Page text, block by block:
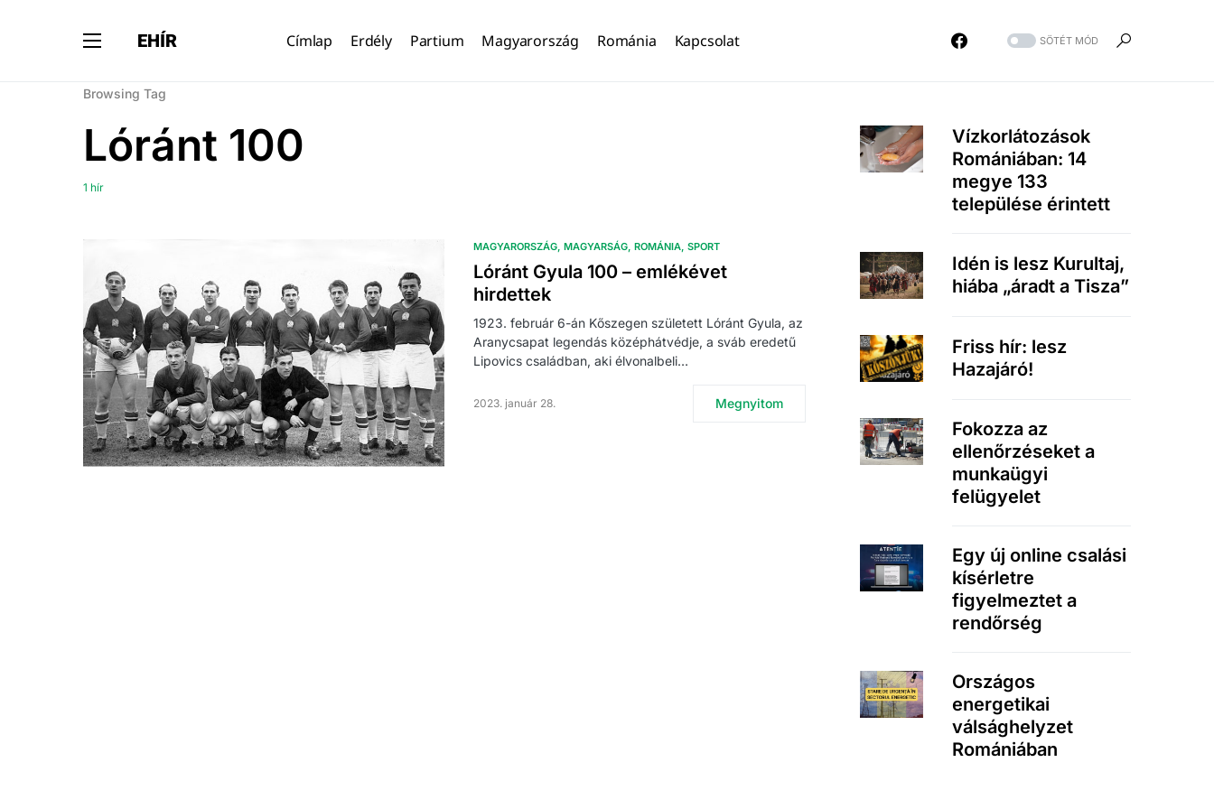
EHÍR Címlap Erdély Partium Magyarország Románia Kapcsolat SÖTÉT MÓD
Browsing Tag
Lóránt 100
1 hír
MAGYARORSZÁG MAGYARSÁG ROMÁNIA SPORT
Lóránt Gyula 100 – emlékévet
hirdettek
1923. február 6-án Kőszegen született Lóránt Gyula, az
Aranycsapat legendás középhátvédje, a sváb eredetű
Lipovics családban, aki élvonalbeli…
2023. január 28. Megnyitom
Vízkorlátozások
Romániában: 14
megye 133
települése érintett
Idén is lesz Kurultaj,
hiába „áradt a Tisza”
Friss hír: lesz
Hazajáró!
Fokozza az
ellenőrzéseket a
munkaügyi
felügyelet
Egy új online csalási
kísérletre
figyelmeztet a
rendőrség
Országos
energetikai
válsághelyzet
Romániában